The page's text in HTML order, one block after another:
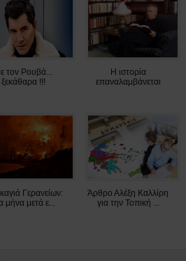
τον Ρουβά...
ξεκάθαρα !!!
Η ιστορία
επαναλαμβάνεται
Γερανείων:
μήνα μετά ε...
Άρθρο Αλέξη Καλλίρη
για την Τοπική ...